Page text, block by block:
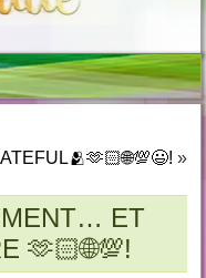
»
ET
🫶🏻🌐💯!